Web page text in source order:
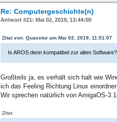
Re: Computergeschichte(n)
Antwort #21: Mai 02, 2019, 13:44:00
Zitat von: Quaestor am Mai 02, 2019, 11:51:07
Is AROS denn kompatibel zur alten Software?
Großteils ja, es verhält sich halt wie
ich das Feeling Richtung Linux
Wir sprechen natürlich von AmigaOS-
Zitat